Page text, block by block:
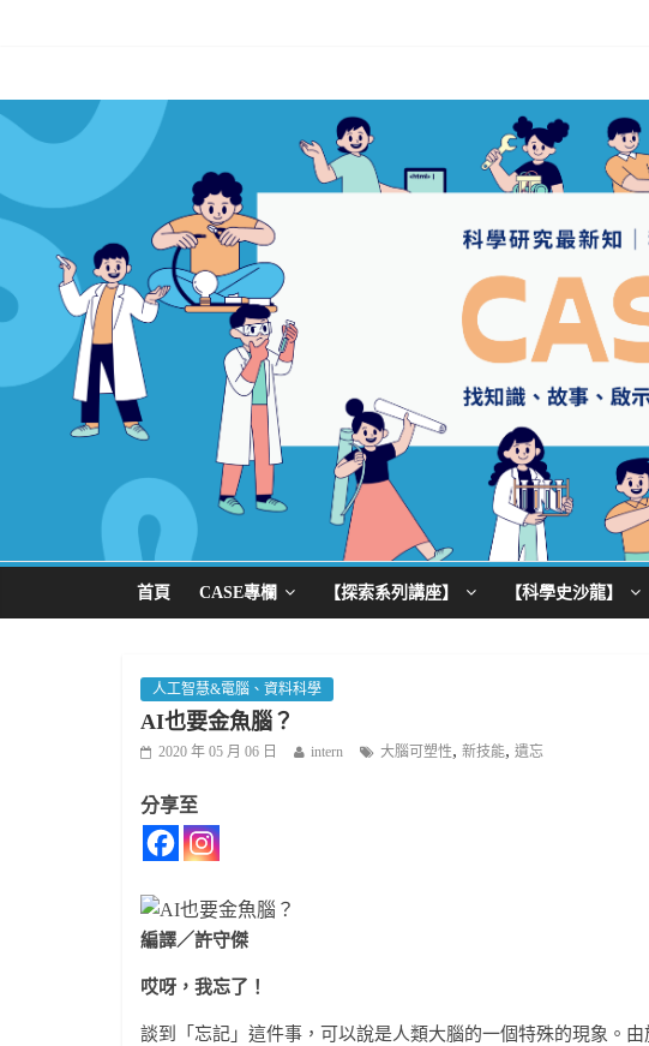
首頁 CASE專欄 【探索系列講座】 【科學史沙龍】
人工智慧&電腦、資料科學
AI也要金魚腦？
2020 年 05 月 06 日 intern 大腦可塑性, 新技能, 遺忘
分享至
編譯／許守傑
哎呀，我忘了！
談到「忘記」這件事，可以說是人類大腦的一個特殊的現象。